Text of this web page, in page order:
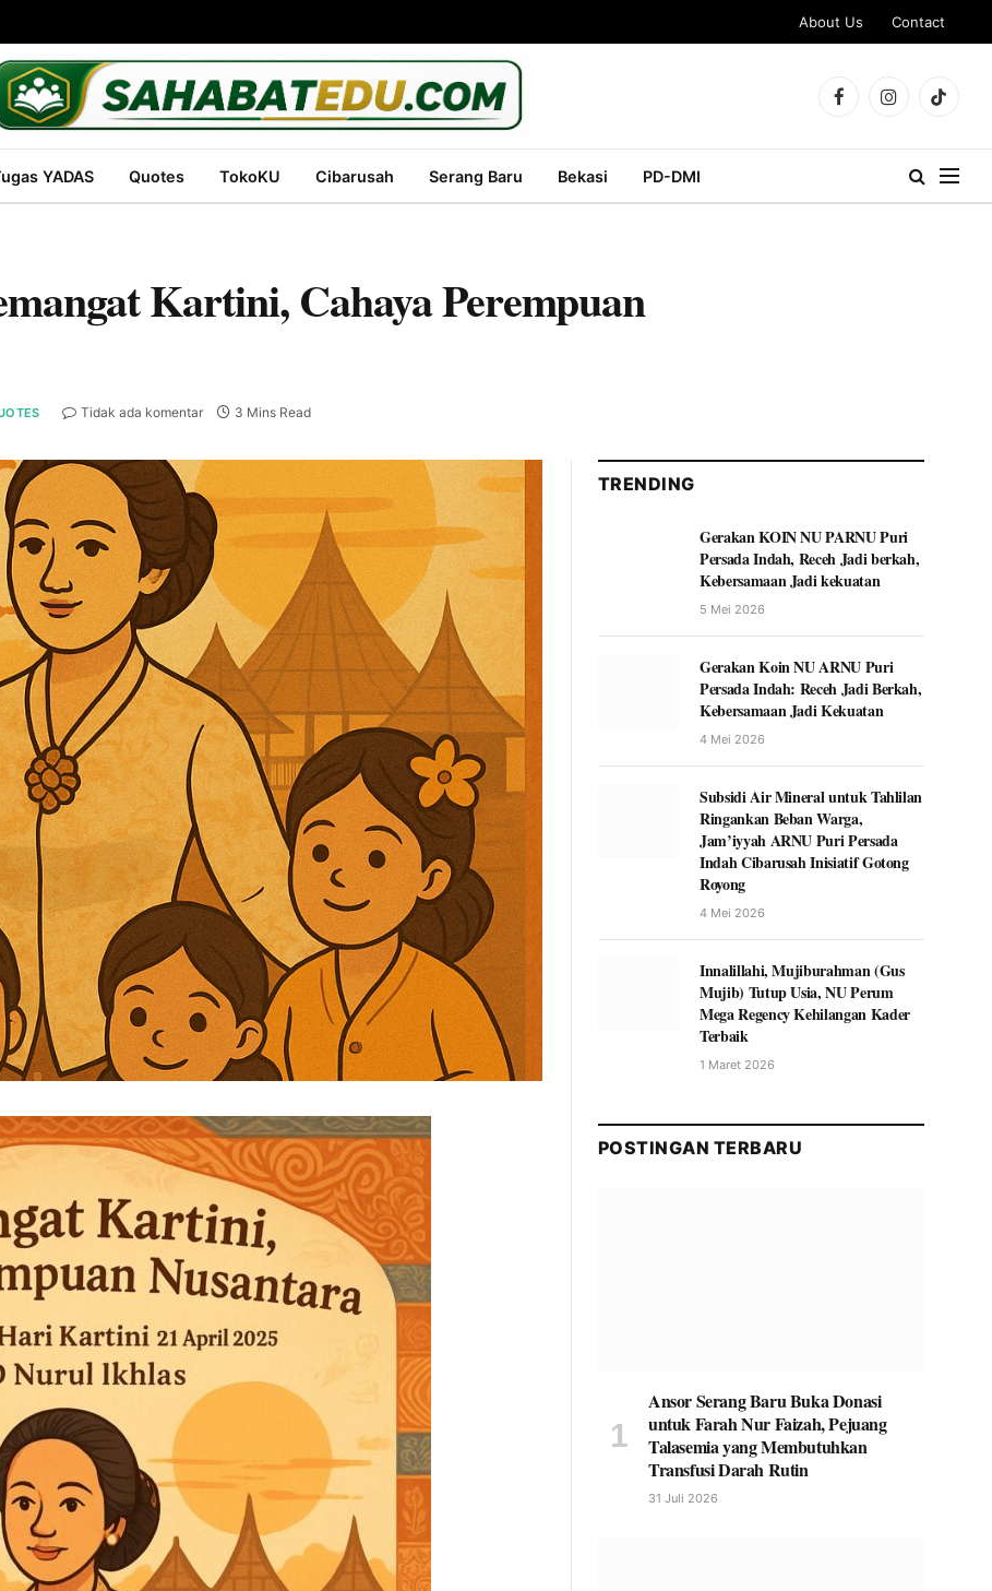
About Us Contact
FacebookInstagramTikTok
YADAS Quotes TokoKU Cibarusah Serang Baru Bekasi PD-DMI
Kartini, Cahaya Perempuan
Tidak ada komentar 3 Mins Read
TRENDING
Gerakan KOIN NU PARNU Puri
Persada Indah, Receh Jadi berkah,
Kebersamaan Jadi kekuatan
5 Mei 2026
Gerakan Koin NU ARNU Puri
Persada Indah: Receh Jadi Berkah,
Kebersamaan Jadi Kekuatan
4 Mei 2026
Subsidi Air Mineral untuk Tahlilan
Ringankan Beban Warga,
Jam’iyyah ARNU Puri Persada
Indah Cibarusah Inisiatif Gotong
Royong
4 Mei 2026
Innalillahi, Mujiburahman (Gus
Mujib) Tutup Usia, NU Perum
Mega Regency Kehilangan Kader
Terbaik
1 Maret 2026
POSTINGAN TERBARU
Ansor Serang Baru Buka Donasi
untuk Farah Nur Faizah, Pejuang
Talasemia yang Membutuhkan
Transfusi Darah Rutin
31 Juli 2026